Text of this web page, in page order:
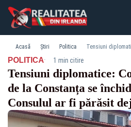
Acasă Știri Politica
POLITICA· 1 min citire
Tensiuni diplomatice:
de la Constanța se
Consulul ar fi părăsit